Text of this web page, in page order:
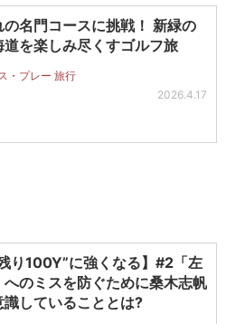
の名門コースに挑戦！ 新緑の
道を楽しみ尽くすゴルフ旅
・プレー 旅行
2026.4.17
残り100Y”に強くなる】#2「左
へのミスを防ぐために桑木志帆
識していることとは?